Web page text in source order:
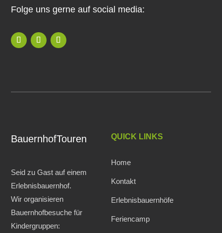
Folge uns gerne auf social media:
BauernhofTouren
Seid zu Gast auf einem
Erlebnisbauernhof.
Wir organisieren
Bauernhofbesuche für
Kindergruppen:
QUICK LINKS
Home
Kontakt
Erlebnisbauernhöfe
Feriencamp